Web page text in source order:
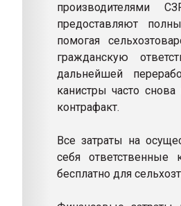
производителями
предоставляют
помогая
гражданскую
дальнейшей
канистры часто
контрафакт.
Все затраты на
себя ответственные
бесплатно для